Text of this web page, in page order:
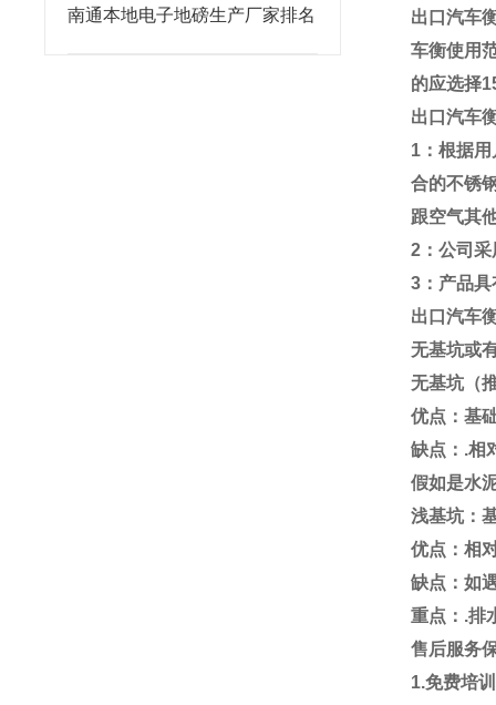
南通本地电子地磅生产厂家排名
出口汽车
车衡使用
的应选择
出口汽车
1 ：根据
合的不锈
跟空气其
2 ：公司
3 ：产品
出口汽车
无基坑或
无基坑（
优点：基
缺点： .相
假如是水
浅基坑：
优点：相
缺点：如
重点： .排
售后服务
1.免费培